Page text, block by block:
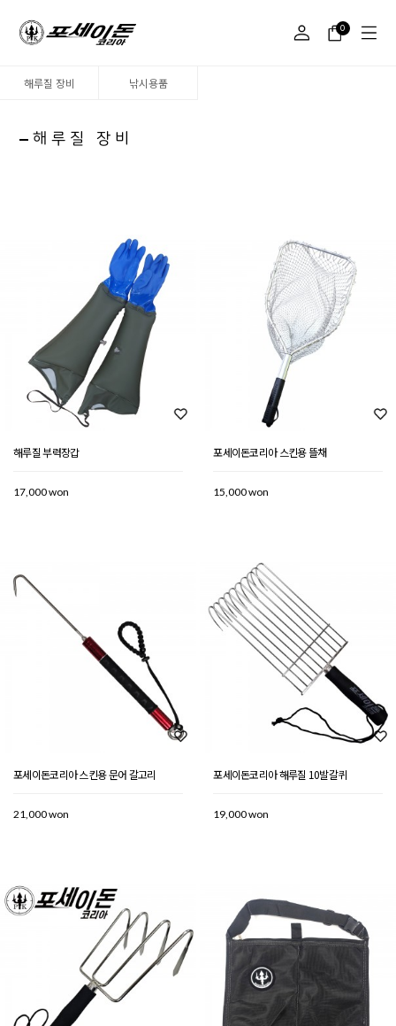
0
해루질 장비 낚시용품
해루질 장비
해루질 부력장갑
17,000 won
포세이돈코리아 스킨용 뜰채
15,000 won
포세이돈코리아 스킨용 문어 갈고리
21,000 won
포세이돈코리아 해루질 10발갈퀴
19,000 won